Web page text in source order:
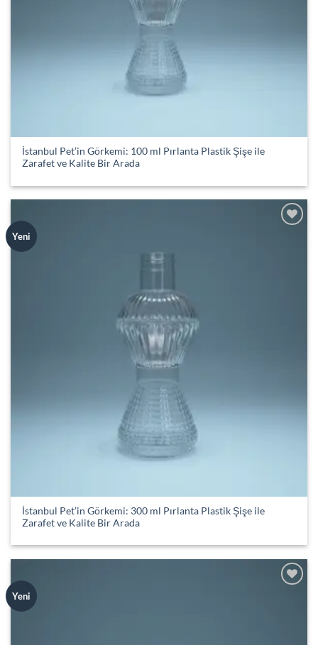
İstanbul Pet’in Görkemi: 100 ml Pırlanta Plastik Şişe ile
Zarafet ve Kalite Bir Arada
Yeni
İstanbul Pet’in Görkemi: 300 ml Pırlanta Plastik Şişe ile
Zarafet ve Kalite Bir Arada
Yeni